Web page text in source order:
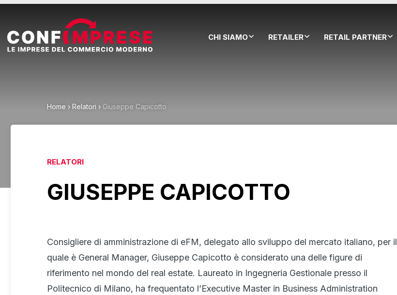
CHI SIAMO RETAILER RETAIL PARTNER
Home › Relatori › Giuseppe Capicotto
RELATORI
GIUSEPPE CAPICOTTO
Consigliere di amministrazione di eFM, delegato allo sviluppo del mercato italiano, per il
quale è General Manager, Giuseppe Capicotto è considerato una delle figure di
riferimento nel mondo del real estate. Laureato in Ingegneria Gestionale presso il
Politecnico di Milano, ha frequentato l’Executive Master in Business Administration